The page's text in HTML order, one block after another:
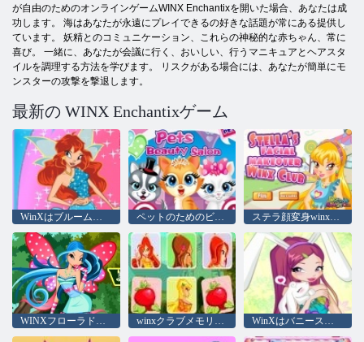
が自由のためのオンラインゲームWINX Enchantixを開いた場合、あなたは成
功します。 海はあなたが永遠にプレイできるの好きな話題が常にある提供し
ています。 妖精とのコミュニケーション、これらの神秘的な赤ちゃん、常に
喜び。 一緒に、あなたが会議に行く、おいしい、行うマニキュアとヘアスタ
イルを調理する方法を学びます。 リスクがある場合には、あなたが簡単にモ
ンスターの攻撃を撃退します。
最新の WINX Enchantixゲーム
WinXはブルームマジックアパレル ペットのためのビューティーサロン ステラ顔変身winxクラブ